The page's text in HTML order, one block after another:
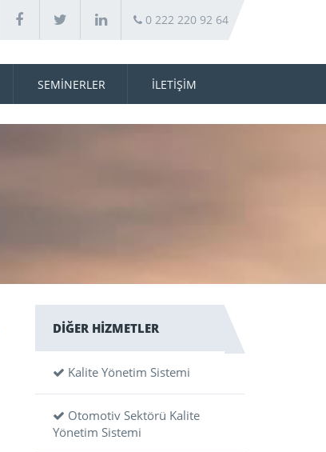
0 222 220 92 64
SEMİNERLER İLETİŞİM
DİĞER HİZMETLER
Kalite Yönetim Sistemi
Otomotiv Sektörü Kalite
Yönetim Sistemi